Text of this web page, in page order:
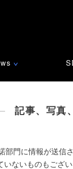
∨
記事、写真
部門に情報が送信
いないものもござ